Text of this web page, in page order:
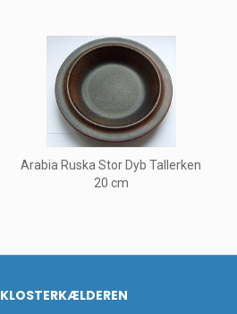
Arabia Ruska Stor Dyb Tallerken
20 cm
KLOSTERKÆLDEREN